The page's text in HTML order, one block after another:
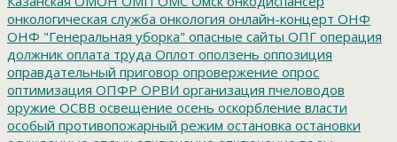
онкологическая служба онкология онлайн-концерт ОНФ
ОНФ "Генеральная уборка" опасные сайты ОПГ операция
должник оплата труда Оплот оползень оппозиция
оправдательный приговор опровержение опрос
оптимизация ОПФР ОРВИ организация пчеловодов
оружие ОСВВ освещение осень оскорбление власти
особый противопожарный режим остановка остановки